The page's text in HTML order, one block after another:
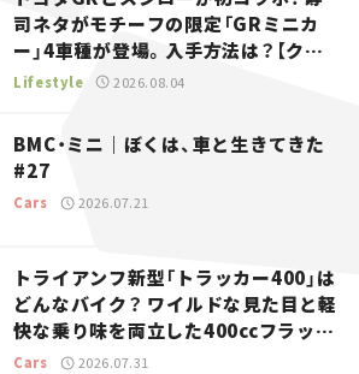
司ネタがモチーフの限定「GRミニカ
ー」4車種が登場。入手方法は？【クル
マとホビー】
Lifestyle 2026.08.04
BMC・ミニ｜ぼくは、車と生きてきた
#27
Cars 2026.07.21
トライアンフ新型「トラッカー400」は
どんなバイク？ ワイルドな見た目と軽
快な乗り味を両立した400ccフラット
トラッカー【試乗レビュー】
Cars 2026.07.31